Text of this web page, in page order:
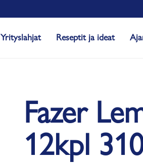
Yrityslahjat Reseptit ja ideat
Fazer
12kpl